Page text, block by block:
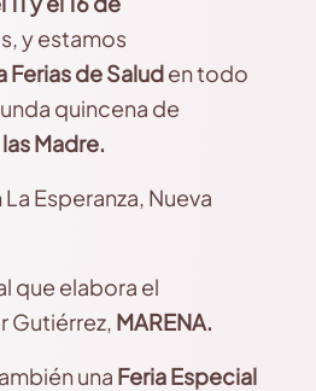
y estamos
Ferias de Saluden todo
quincena de
Madre.
La Esperanza, Nueva
que elabora el
Gutiérrez, MARENA.
una Feria Especial